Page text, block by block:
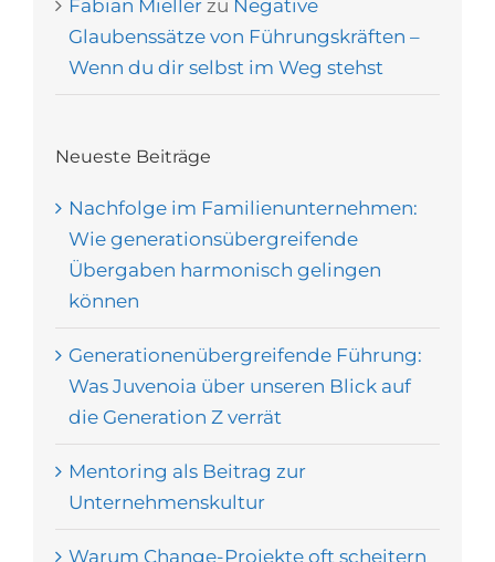
Fabian Mieller zu Negative
Glaubenssätze von Führungskräften –
Wenn du dir selbst im Weg stehst
Neueste Beiträge
Nachfolge im Familienunternehmen:
Wie generationsübergreifende
Übergaben harmonisch gelingen
können
Generationenübergreifende Führung:
Was Juvenoia über unseren Blick auf
die Generation Z verrät
Mentoring als Beitrag zur
Unternehmenskultur
Warum Change-Projekte oft scheitern